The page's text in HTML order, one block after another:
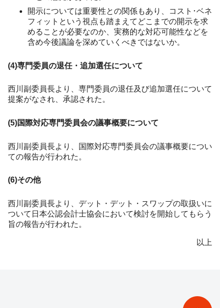
開示については重要性との関係もあり、コスト･ベネ
フィットという視点も踏まえてどこまでの開示を求
めることが必要なのか、実務的な対応可能性などを
含め今後議論を深めていくべきではないか。
(4)専門委員の退任・追加選任について
西川副委員長より、専門委員の退任及び追加選任について
提案がなされ、承認された。
(5)国際対応専門委員会の議事概要について
西川副委員長より、国際対応専門委員会の議事概要につい
ての報告が行われた。
(6)その他
西川副委員長より、デット・デット・スワップの取扱いに
ついて日本公認会計士協会において検討を開始してもらう
旨の報告が行われた。
以上